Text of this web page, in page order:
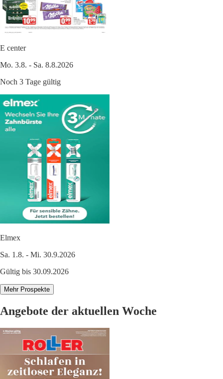
E center
Mo. 3.8. - Sa. 8.8.2026
Noch 3 Tage gültig
Elmex
Sa. 1.8. - Mi. 30.9.2026
Gültig bis 30.09.2026
Mehr Prospekte
Angebote der aktuellen Woche